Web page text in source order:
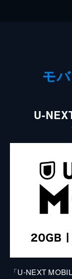
モ
U-
「U-NEXT